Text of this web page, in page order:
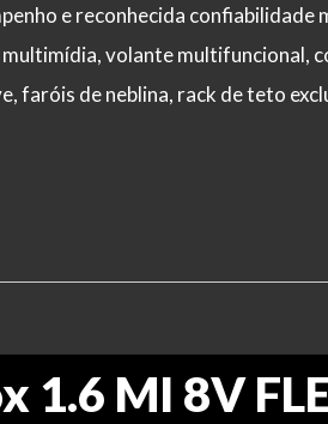
e reconhecida confiabilidade
volante multifuncional,
faróis de neblina, rack de teto
1.6 MI 8V